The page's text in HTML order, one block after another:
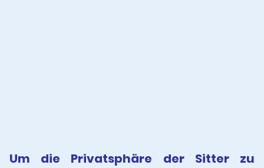
Um die Privatsphäre der Sitter zu